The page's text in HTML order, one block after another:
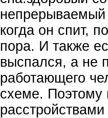
непрерываемый
когда он спит,
пора. И также
выспался, а не
работающего
схеме. Поэтому